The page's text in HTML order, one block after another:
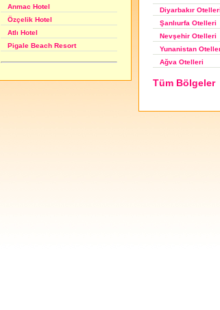
Anmac Hotel
Özçelik Hotel
Atlı Hotel
Pigale Beach Resort
Diyarbakır
Şanlıurfa Otelleri
Nevşehir Otelleri
Yunanistan
Ağva Otelleri
Tüm Bölgeler